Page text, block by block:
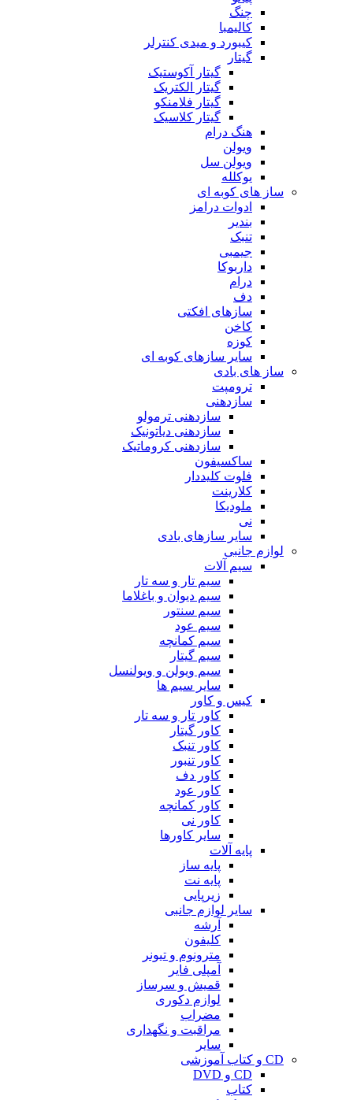
چنگ
کالیمبا
کیبورد و میدی کنترلر
گیتار
گیتار آکوستیک
گیتار الکتریک
گیتار فلامنکو
گیتار کلاسیک
هنگ درام
ویولن
ویولن سل
یوکلله
ساز های کوبه ای
ادوات درامز
بندیر
تنبک
جیمبی
داربوکا
درام
دف
سازهای افکتی
کاخن
کوزه
سایر سازهای کوبه ای
ساز های بادی
ترومپت
سازدهنی
سازدهنی ترمولو
سازدهنی دیاتونیک
سازدهنی کروماتیک
ساکسیفون
فلوت کلیددار
کلارینت
ملودیکا
نی
سایر سازهای بادی
لوازم جانبی
سیم آلات
سیم تار و سه تار
سیم دیوان و باغلاما
سیم سنتور
سیم عود
سیم کمانچه
سیم گیتار
سیم ویولن و ویولنسل
سایر سیم ها
کیس و کاور
کاور تار و سه تار
کاور گیتار
کاور تنبک
کاور تنبور
کاور دف
کاور عود
کاور کمانچه
کاور نی
سایر کاورها
پایه آلات
پایه ساز
پایه نت
زیرپایی
سایر لوازم جانبی
آرشه
کلیفون
مترونوم و تیونر
آمپلی فایر
قمیش و سرساز
لوازم دکوری
مضراب
مراقبت و نگهداری
سایر
CD و کتاب آموزشی
CD و DVD
کتاب